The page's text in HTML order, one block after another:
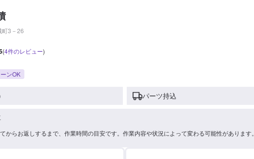
町3－26
(4件のレビュー)
ンOK
パーツ持込
からお返しするまで、作業時間の目安です。作業内容や状況によって変わる可能性があります。